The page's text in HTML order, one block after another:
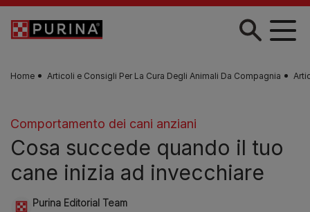
Skip to main content
Home Articoli e Consigli Per La Cura Degli Animali Da Compagnia
Comportamento dei cani anziani
Cosa succede quando il tuo
cane inizia ad invecchiare
Purina Editorial Team